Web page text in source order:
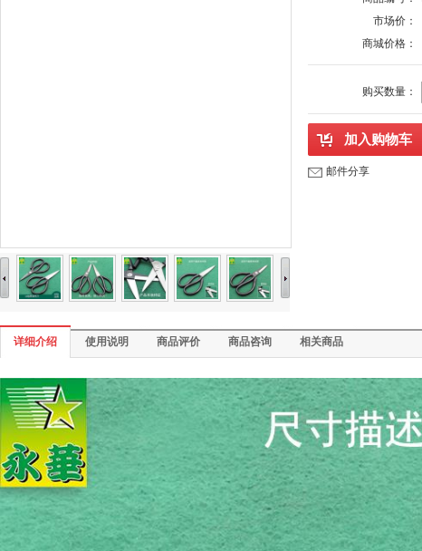
市场价：
商城价格：
购买数量：
加入购物车
邮件分享
详细介绍 使用说明 商品评价 商品咨询 相关商品